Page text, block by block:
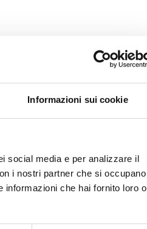
Informazioni sui cookie
social media e per analizzare il
i nostri partner che si occupano
informazioni che hai fornito loro o